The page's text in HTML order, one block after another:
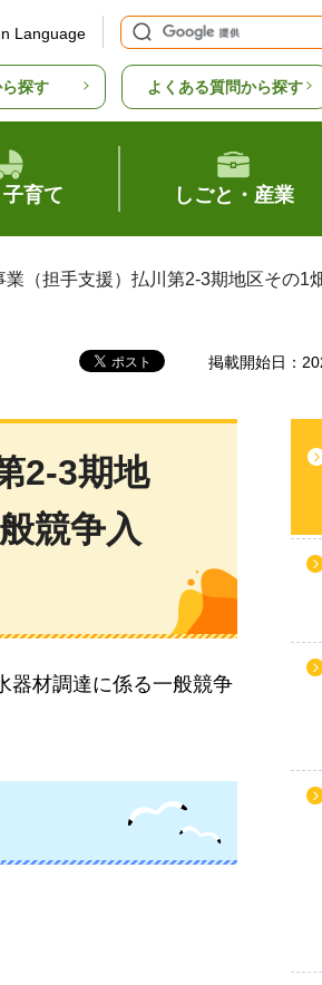
Language
探す よくある質問から探す
育て しごと・産業
（担手支援）払川第2-3期地区その1
掲載開始日：
2-3期地
競争入
器材調達に係る一般競争